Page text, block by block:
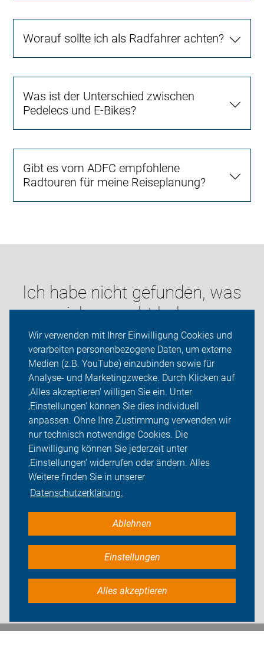
Wir verwenden mit Ihrer Einwilligung Cookies und
verarbeiten personenbezogene Daten, um externe
Medien (z.B. YouTube) einzubinden sowie für
Analyse- und Marketingzwecke. Durch Klicken auf
‚Alles akzeptieren‘ willigen Sie ein. Unter
‚Einstellungen‘ können Sie dies individuell
anpassen. Ohne Ihre Zustimmung verwenden wir
nur technisch notwendige Cookies. Die
Einwilligung können Sie jederzeit unter
‚Einstellungen‘ widerrufen oder ändern. Alles
Weitere finden Sie in unserer
Datenschutzerklärung.
Ablehnen
Einstellungen
Alles akzeptieren
Worauf sollte ich als Radfahrer achten?
Was ist der Unterschied zwischen
Pedelecs und E-Bikes?
Gibt es vom ADFC empfohlene
Radtouren für meine Reiseplanung?
Ich habe nicht gefunden, was
ich gesucht habe:
Aktuelles
Themen
Unsere Angebote
ADFC in Münster
Presse
Login